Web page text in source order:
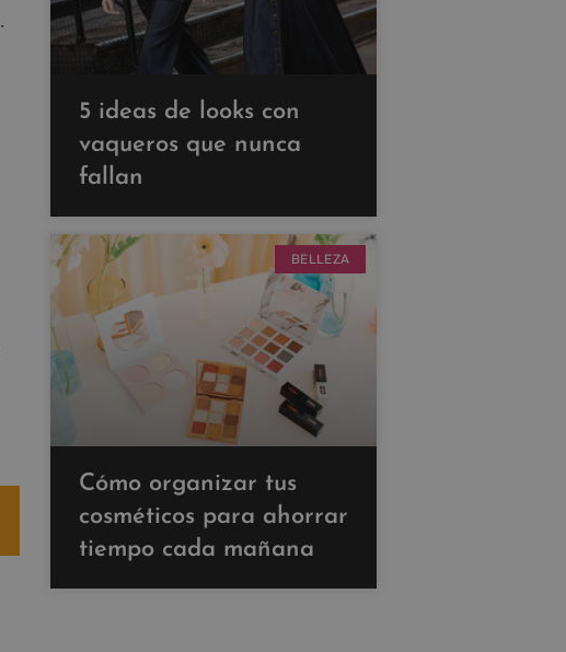
.
5 ideas de looks con
vaqueros que nunca
fallan
BELLEZA
Cómo organizar tus
cosméticos para ahorrar
tiempo cada mañana